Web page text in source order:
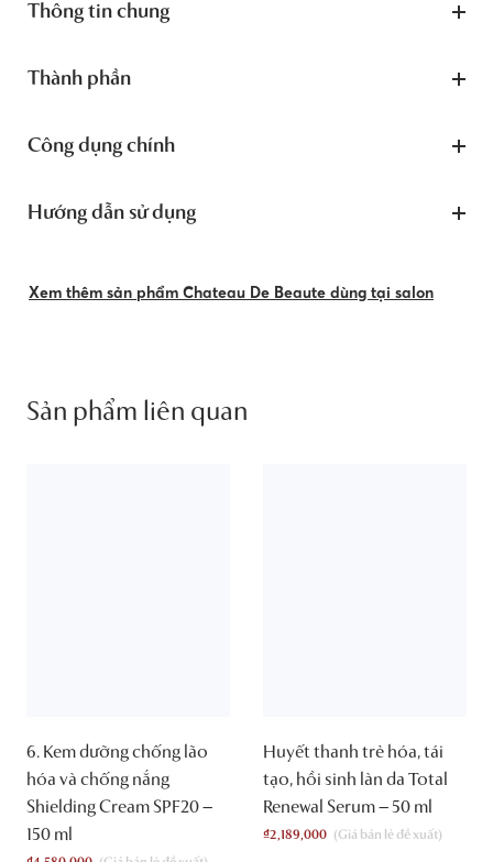
Thông tin chung
Thành phần
Công dụng chính
Hướng dẫn sử dụng
Xem thêm sản phẩm Chateau De Beaute dùng tại salon
Sản phẩm liên quan
6. Kem dưỡng chống lão
hóa và chống nắng
Shielding Cream SPF20 –
150 ml
Huyết thanh trẻ hóa, tái
tạo, hồi sinh làn da Total
Renewal Serum – 50 ml
₫2,189,000